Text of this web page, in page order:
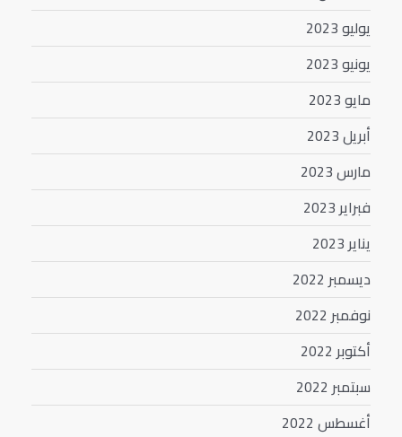
يوليو 2023
يونيو 2023
مايو 2023
أبريل 2023
مارس 2023
فبراير 2023
يناير 2023
ديسمبر 2022
نوفمبر 2022
أكتوبر 2022
سبتمبر 2022
أغسطس 2022